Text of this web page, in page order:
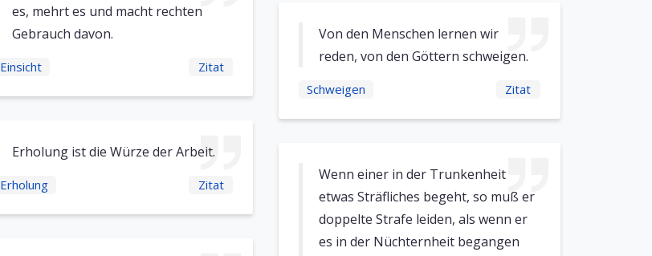
es, mehrt es und macht rechten
Gebrauch davon.
Einsicht Zitat
Erholung ist die Würze der Arbeit.
Erholung Zitat
Von den Menschen lernen wir
reden, von den Göttern schweigen.
Schweigen Zitat
Wenn einer in der Trunkenheit
etwas Sträfliches begeht, so muß er
doppelte Strafe leiden, als wenn er
es in der Nüchternheit begangen